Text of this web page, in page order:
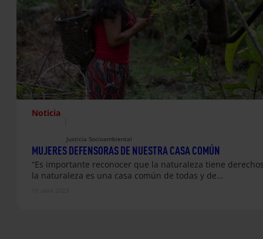
Noticia
Justicia Socioambiental
MUJERES DEFENSORAS DE NUESTRA CASA COMÚN
“Es importante reconocer que la naturaleza tiene
la naturaleza es una casa común de todas y de…